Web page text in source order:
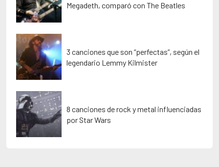
Megadeth, comparó con The Beatles
3 canciones que son “perfectas”, según el
legendario Lemmy Kilmister
8 canciones de rock y metal influenciadas
por Star Wars